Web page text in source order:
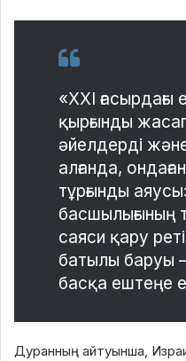
«XXI
қырғынды
әйелдерді
алғанда,
тұрғынды
басшылығының
саяси қару
батылы баруы –
басқа ештеңе
Дуранның айтуынша,